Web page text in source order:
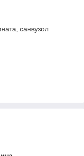
санвузол